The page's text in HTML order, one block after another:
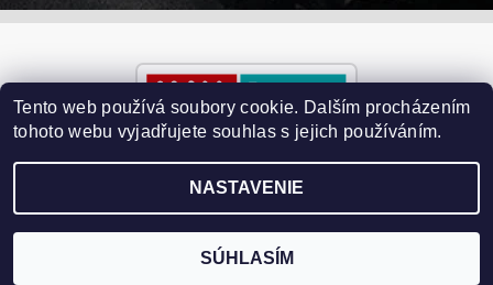
2026 ©Paralyzery-vychytavky.cz, všetky práva vyhradené
Vytvoril Shoptet
Tento web používá soubory cookie. Dalším procházením
tohoto webu vyjadřujete souhlas s jejich používáním.
NASTAVENIE
SÚHLASÍM